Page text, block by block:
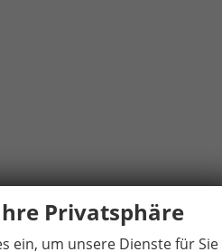
Privatsphäre
ein, um unsere Dienste für Sie